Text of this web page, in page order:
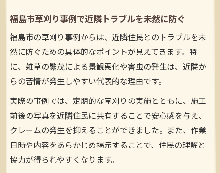
福島市草刈り事例で近隣トラブルを未然に防ぐ
福島市の草刈り事例からは、近隣住民とのトラブルを未
然に防ぐための具体的なポイントが見えてきます。特
に、雑草の繁茂による景観悪化や害虫の発生は、近隣か
らの苦情が発生しやすい代表的な理由です。
実際の事例では、定期的な草刈りの実施とともに、施工
前後の写真を近隣住民に共有することで安心感を与え、
クレームの発生を抑えることができました。また、作業
日時や内容をあらかじめ掲示することで、住民の理解と
協力が得られやすくなります。